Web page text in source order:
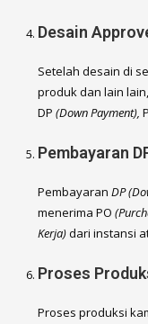
Desain
Setelah desain di
produk dan lain
DP(Down Payment),
Pembayaran
PembayaranDP
menerima PO
Kerja)dari instansi
Proses
Proses produksi